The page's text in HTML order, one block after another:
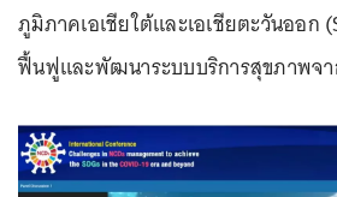
ภูมิภาคเอเชียใต้และเอเชียตะวันออก
ฟื้นฟูและพัฒนาระบบบริการสุขภาพจ